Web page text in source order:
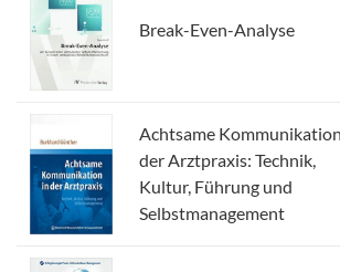
Break-Even-Analyse
Achtsame
der Arztpraxis: Technik,
Kultur, Führung und
Selbstmanagement